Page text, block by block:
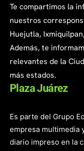
Te compartimos la
nuestros
Huejutla,
Además, te
relevantes de la
más estados.
Plaza Juárez
Es parte del Grupo
empresa multimedia
diario impreso en la